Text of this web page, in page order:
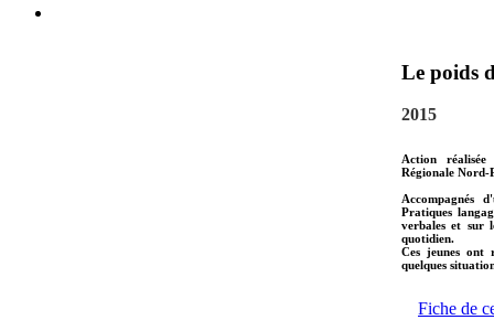
Le poids
2015
Action
Régionale Nord-
Accompagnés
Pratiques
verbales et sur
quotidien.
Ces jeunes ont
quelques
Fiche de